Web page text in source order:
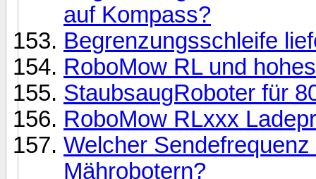
auf Kompass?
Begrenzungsschleife
RoboMow RL und
StaubsaugRoboter für
RoboMow RLxxx
Welcher
Mährobotern?